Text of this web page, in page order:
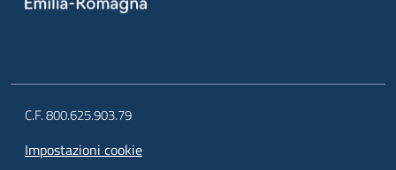
C.F. 800.625.903.79
Impostazioni cookie